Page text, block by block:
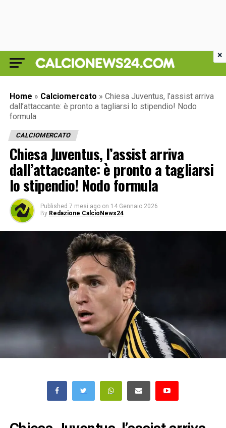
Home » Calciomercato » Chiesa Juventus, l’assist arriva
dall’attaccante: è pronto a tagliarsi lo stipendio! Nodo
formula
CALCIOMERCATO
Chiesa Juventus, l’assist arriva
dall’attaccante: è pronto a tagliarsi
lo stipendio! Nodo formula
Published 7 mesi ago on 14 Gennaio 2026
By Redazione CalcioNews24
×